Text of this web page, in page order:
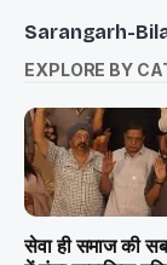
Sarangarh-
EXPLORE BY
सेवा ही समाज की